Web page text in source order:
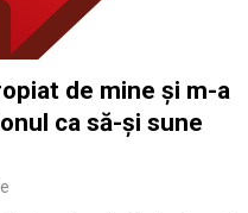
de mine și m-a
ca să-și sune